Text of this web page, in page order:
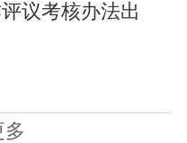
议考核办法出
多